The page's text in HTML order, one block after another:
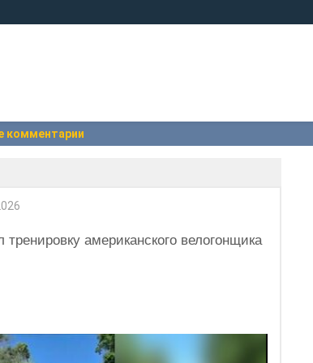
комментарии
американского велогонщика